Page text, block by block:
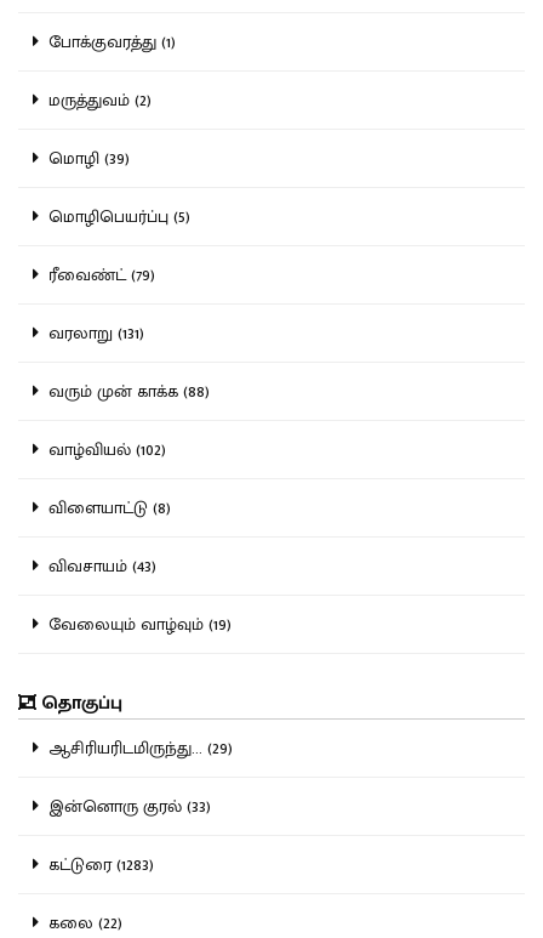
போக்குவரத்து (1)
மருத்துவம் (2)
மொழி (39)
மொழிபெயர்ப்பு (5)
ரீவைண்ட் (79)
வரலாறு (131)
வரும் முன் காக்க (88)
வாழ்வியல் (102)
விளையாட்டு (8)
விவசாயம் (43)
வேலையும் வாழ்வும் (19)
தொகுப்பு
ஆசிரியரிடமிருந்து... (29)
இன்னொரு குரல் (33)
கட்டுரை (1283)
கலை (22)